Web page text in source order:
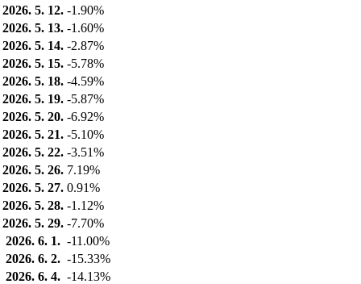
2026. 5. 12. -1.90%
2026. 5. 13. -1.60%
2026. 5. 14. -2.87%
2026. 5. 15. -5.78%
2026. 5. 18. -4.59%
2026. 5. 19. -5.87%
2026. 5. 20. -6.92%
2026. 5. 21. -5.10%
2026. 5. 22. -3.51%
2026. 5. 26. 7.19%
2026. 5. 27. 0.91%
2026. 5. 28. -1.12%
2026. 5. 29. -7.70%
2026. 6. 1. -11.00%
2026. 6. 2. -15.33%
2026. 6. 4. -14.13%